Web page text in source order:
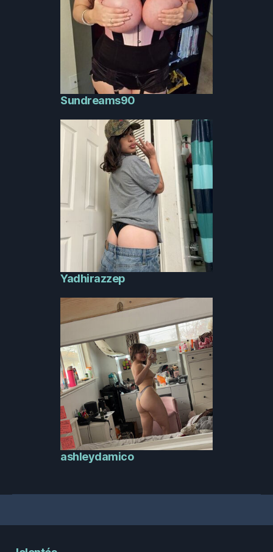
Sundreams90
Yadhirazzep
ashleydamico